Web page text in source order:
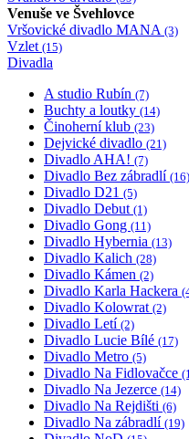
Venuše ve Švehlovce
Vršovické divadlo MANA (3)
Vzlet (15)
Divadla
A studio Rubín (7)
Buchty a loutky (14)
Činoherní klub (23)
Dejvické divadlo (21)
Divadlo AHA! (7)
Divadlo Bez zábradlí (16)
Divadlo D21 (5)
Divadlo Debut (1)
Divadlo Gong (11)
Divadlo Hybernia (13)
Divadlo Kalich (28)
Divadlo Kámen (2)
Divadlo Karla Hackera
Divadlo Kolowrat (2)
Divadlo Letí (2)
Divadlo Lucie Bílé (17)
Divadlo Metro (5)
Divadlo Na Fidlovačce
Divadlo Na Jezerce (14)
Divadlo Na Rejdišti (6)
Divadlo Na zábradlí (19)